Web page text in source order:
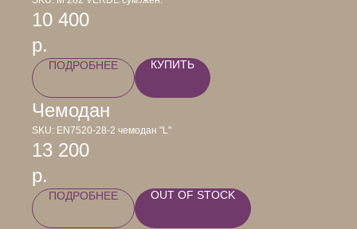
10 400
р.
ПОДРОБНЕЕ КУПИТЬ
Чемодан
SKU: EN7520-28-2 чемодан "L"
13 200
р.
ПОДРОБНЕЕ OUT OF STOCK